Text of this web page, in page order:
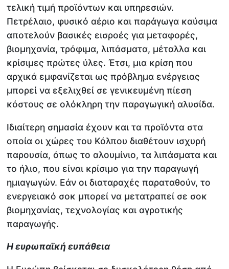
τελική τιμή προϊόντων και υπηρεσιών.
Πετρέλαιο, φυσικό αέριο και παράγωγα καύσιμα
αποτελούν βασικές εισροές για μεταφορές,
βιομηχανία, τρόφιμα, λιπάσματα, μέταλλα και
κρίσιμες πρώτες ύλες. Έτσι, μια κρίση που
αρχικά εμφανίζεται ως πρόβλημα ενέργειας
μπορεί να εξελιχθεί σε γενικευμένη πίεση
κόστους σε ολόκληρη την παραγωγική αλυσίδα.
Ιδιαίτερη σημασία έχουν και τα προϊόντα στα
οποία οι χώρες του Κόλπου διαθέτουν ισχυρή
παρουσία, όπως το αλουμίνιο, τα λιπάσματα και
το ήλιο, που είναι κρίσιμο για την παραγωγή
ημιαγωγών. Εάν οι διαταραχές παραταθούν, το
ενεργειακό σοκ μπορεί να μετατραπεί σε σοκ
βιομηχανίας, τεχνολογίας και αγροτικής
παραγωγής.
Η ευρωπαϊκή ευπάθεια